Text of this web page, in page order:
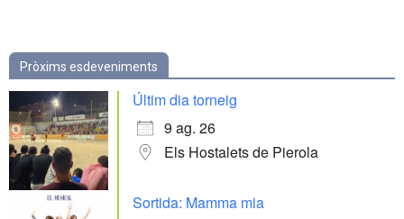
Pròxims esdeveniments
Últim dia torneig
9 ag. 26
Els Hostalets de Pierola
Sortida: Mamma mia